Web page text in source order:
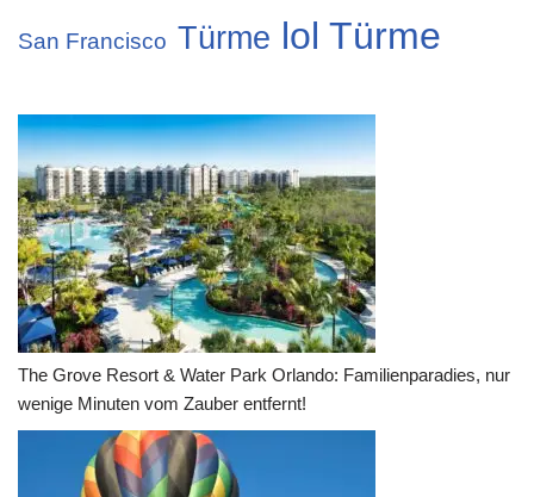
San Francisco Türme lol Türme
The Grove Resort & Water Park Orlando: Familienparadies, nur
wenige Minuten vom Zauber entfernt!